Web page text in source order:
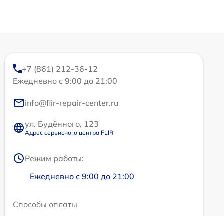
+7 (861) 212-36-12
Ежедневно с 9:00 до 21:00
info@flir-repair-center.ru
ул. Будённого, 123
Адрес сервисного центра FLIR
Режим работы:
Ежедневно с 9:00 до 21:00
Способы оплаты